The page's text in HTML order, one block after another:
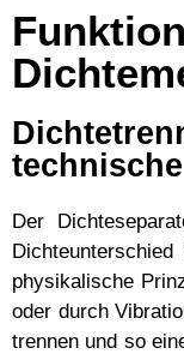
Der
physikalische
oder durch
trennen und so